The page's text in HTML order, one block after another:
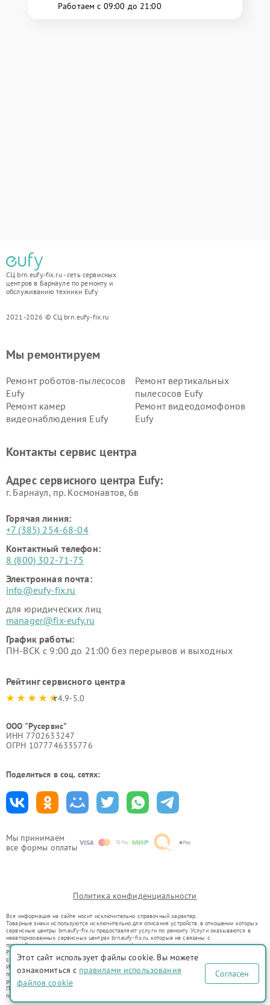
Работаем с 09:00 до 21:00
СЦ brn.eufy-fix.ru - сеть сервисных
центров в Барнауле по ремонту и
обслуживанию техники Eufy
2021-2026 © СЦ brn.eufy-fix.ru
Мы принимаем
все формы оплаты
Мы ремонтируем
Ремонт роботов-пылесосов
Eufy
Ремонт вертикальных
пылесосов Eufy
Ремонт камер
видеонаблюдения Eufy
Ремонт видеодомофонов
Eufy
Контакты сервис центра
Адрес сервисного центра Eufy:
г. Барнаул, ​пр. Космонавтов, 6в
Горячая линия:
+7 (385) 254-68-04
Контактный телефон:
8 (800) 302-71-75
Электронная почта:
info@eufy-fix.ru
для юридических лиц
manager@fix-eufy.ru
График работы:
ПН-ВСК с 9:00 до 21:00 без перерывов и выходных
Рейтинг сервисного центра
4.9-5.0
ООО "Русервис"
ИНН 7702633247
ОГРН 1077746335776
Поделиться в соц. сетях:
Политика конфиденциальности
Вся информация на сайте носит исключительно справочный характер.
Товарные знаки используются исключительно для описания устройств, в отношении которых
сервисные центры brn.eufy-fix.ru предоставляют услуги по ремонту. Услуги оказываются в
неавторизованных сервисных центрах brn.eufy-fix.ru, которые не связаны с
правообладателями товарных знаков или их официальными представителями.
Ремонт осуществляется для устройств, уже введенных в гражданский оборот в соответствии
со статьей 1487 ГК РФ.
Использование товарных знаков не преследует цели индивидуализации услуг или введения
потребителей в заблуждение, а служит для информирования о предоставляемых услугах по
ремонту техники указанных брендов.
Представленная на сайте информация не является публичной офертой, определяемой
положениями Статьи 437(2) Гражданского кодекса РФ
Этот сайт использует файлы cookie. Вы можете
ознакомиться с правилами использования
файлов cookie
Согласен